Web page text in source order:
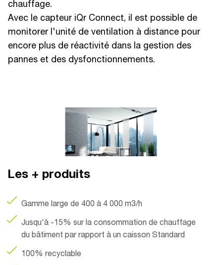
chauffage.
Avec le capteur iQr Connect, il est possible de
monitorer l'unité de ventilation à distance pour
encore plus de réactivité dans la gestion des
pannes et des dysfonctionnements.
Les + produits
Gamme large de 400 à 4 000 m3/h
Jusqu'à -15% sur la consommation de chauffage
du bâtiment par rapport à un caisson Standard​
100% recyclable